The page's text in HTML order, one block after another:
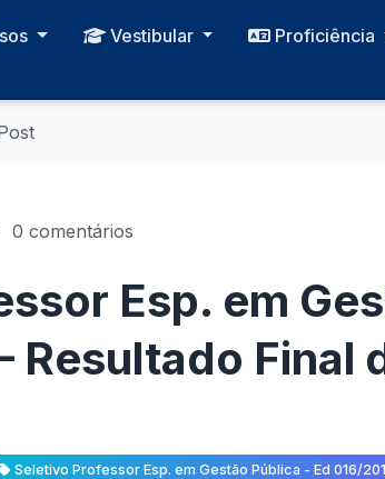
Vestibular Proficiência
0 comentários
Esp. em
Resultado Final
Seletivo Professor Esp. em Gestão Pública - Ed 016/